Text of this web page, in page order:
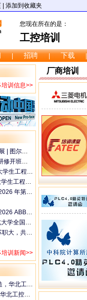
添加到收藏夹
您现在所在的是：
工控培训
| 招聘 | 下载
培训信息>>
访谈 【下】
能控制实验室
学院站）圆满结营
学院站）顺利开营
及产学研用活动通知
战赛正式开赛
培训报名通知
建学习平台
培训新闻>>
业化发展新机遇
领域旗舰级行业盛会
厂商培训